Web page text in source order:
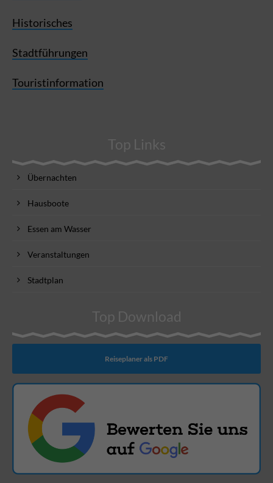
Historisches
Stadtführungen
Touristinformation
Top Links
Übernachten
Hausboote
Essen am Wasser
Veranstaltungen
Stadtplan
Top Download
Reiseplaner als PDF